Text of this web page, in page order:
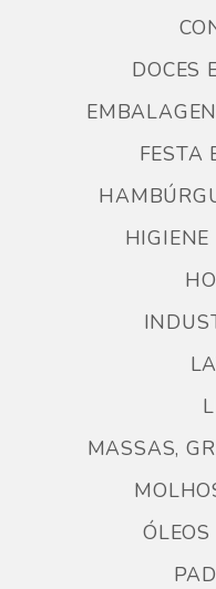
DOCES
FESTA
MASSAS,